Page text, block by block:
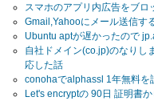
スマホのアプリ内広告をブロ
Gmail,Yahooにメール送信す
Ubuntu aptが遅かったので
自社ドメイン(co.jp)のなりし
応した話
conohaでalphassl 1年無料を
Let's encryptの 90日 証明書